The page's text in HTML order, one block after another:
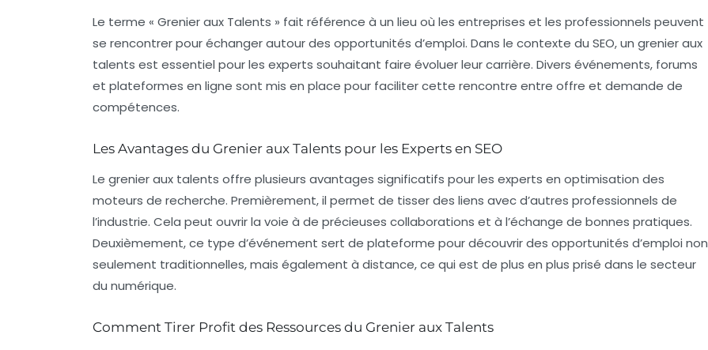
Le terme « Grenier aux Talents » fait référence à un lieu où les entreprises et les professionnels peuvent
se rencontrer pour échanger autour des opportunités d’emploi. Dans le contexte du SEO, un grenier aux
talents est essentiel pour les experts souhaitant faire évoluer leur carrière. Divers événements, forums
et plateformes en ligne sont mis en place pour faciliter cette rencontre entre offre et demande de
compétences.
Les Avantages du Grenier aux Talents pour les Experts en SEO
Le grenier aux talents offre plusieurs avantages significatifs pour les experts en optimisation des
moteurs de recherche. Premièrement, il permet de tisser des liens avec d’autres professionnels de
l’industrie. Cela peut ouvrir la voie à de précieuses collaborations et à l’échange de bonnes pratiques.
Deuxièmement, ce type d’événement sert de plateforme pour découvrir des opportunités d’emploi non
seulement traditionnelles, mais également à distance, ce qui est de plus en plus prisé dans le secteur
du numérique.
Comment Tirer Profit des Ressources du Grenier aux Talents